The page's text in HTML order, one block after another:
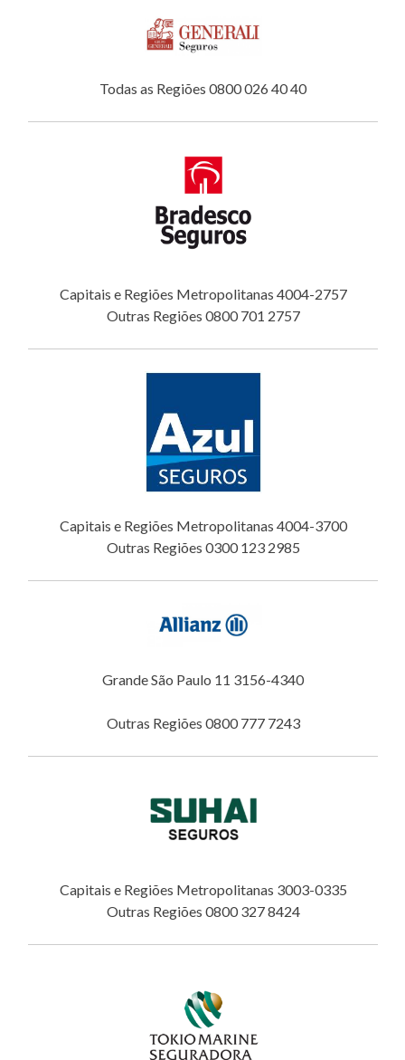
Todas as Regiões 0800 026 40 40
Capitais e Regiões Metropolitanas 4004-2757
Outras Regiões 0800 701 2757
Capitais e Regiões Metropolitanas 4004-3700
Outras Regiões 0300 123 2985
Grande São Paulo 11 3156-4340
Outras Regiões 0800 777 7243
Capitais e Regiões Metropolitanas 3003-0335
Outras Regiões 0800 327 8424